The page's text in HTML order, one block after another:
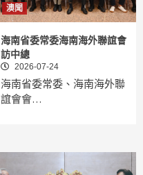
澳聞
海南省委常委海南海外聯誼會
訪中總
2026-07-24
海南省委常委、海南海外聯
誼會會…